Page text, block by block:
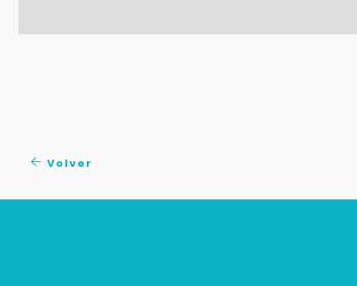
Volver